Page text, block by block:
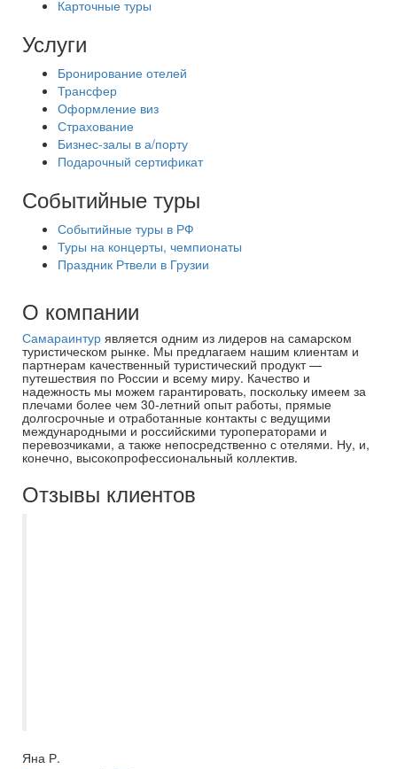
Карточные туры
Услуги
Бронирование отелей
Трансфер
Оформление виз
Страхование
Бизнес-залы в а/порту
Подарочный сертификат
Событийные туры
Событийные туры в РФ
Туры на концерты, чемпионаты
Праздник Ртвели в Грузии
О компании
Самараинтур является одним из лидеров на самарском
туристическом рынке. Мы предлагаем нашим клиентам и
партнерам качественный туристический продукт —
путешествия по России и всему миру. Качество и
надежность мы можем гарантировать, поскольку имеем за
плечами более чем 30-летний опыт работы, прямые
долгосрочные и отработанные контакты с ведущими
международными и российскими туроператорами и
перевозчиками, а также непосредственно с отелями. Ну, и,
конечно, высокопрофессиональный коллектив.
Отзывы клиентов
Яна Р.